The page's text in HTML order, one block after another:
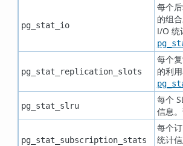
pg_stat_io
每个
的组
I/O 统
pg_stat_replication_slots
每个
的利
pg_stat_slru
每个
信息
pg_stat_subscription_stats
每个
统计